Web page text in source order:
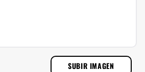
SUBIR IMAGEN